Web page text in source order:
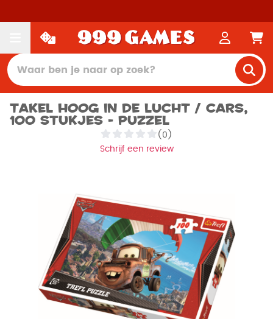
Takel hoog in de lucht / Cars,
100 stukjes - Puzzel
(0)
Schrijf een review